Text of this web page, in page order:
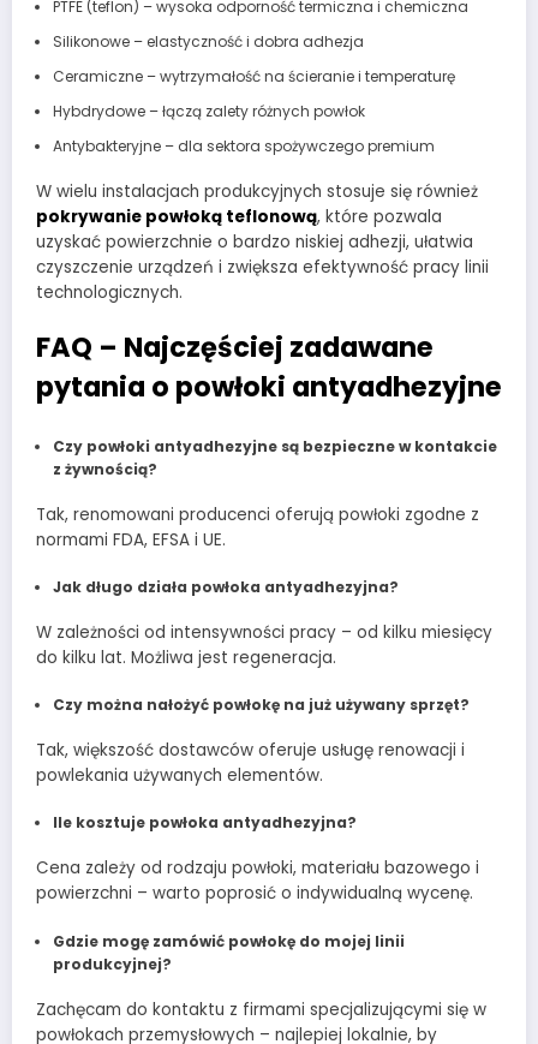
PTFE (teflon) – wysoka odporność termiczna i chemiczna
Silikonowe – elastyczność i dobra adhezja
Ceramiczne – wytrzymałość na ścieranie i temperaturę
Hybdrydowe – łączą zalety różnych powłok
Antybakteryjne – dla sektora spożywczego premium
W wielu instalacjach produkcyjnych stosuje się również
pokrywanie powłoką teflonową, które pozwala
uzyskać powierzchnie o bardzo niskiej adhezji, ułatwia
czyszczenie urządzeń i zwiększa efektywność pracy linii
technologicznych.
FAQ – Najczęściej zadawane
pytania o powłoki antyadhezyjne
Czy powłoki antyadhezyjne są bezpieczne w kontakcie
z żywnością?
Tak, renomowani producenci oferują powłoki zgodne z
normami FDA, EFSA i UE.
Jak długo działa powłoka antyadhezyjna?
W zależności od intensywności pracy – od kilku miesięcy
do kilku lat. Możliwa jest regeneracja.
Czy można nałożyć powłokę na już używany sprzęt?
Tak, większość dostawców oferuje usługę renowacji i
powlekania używanych elementów.
Ile kosztuje powłoka antyadhezyjna?
Cena zależy od rodzaju powłoki, materiału bazowego i
powierzchni – warto poprosić o indywidualną wycenę.
Gdzie mogę zamówić powłokę do mojej linii
produkcyjnej?
Zachęcam do kontaktu z firmami specjalizującymi się w
powłokach przemysłowych – najlepiej lokalnie, by